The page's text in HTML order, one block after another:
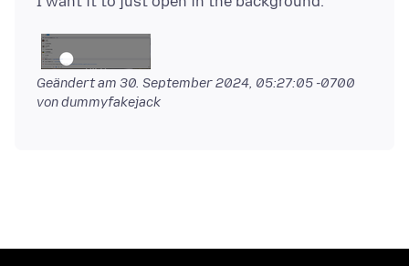
Geändert am 30. September 2024, 05:27:05 -0700
von dummyfakejack